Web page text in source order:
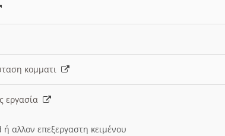
κομματι
εργασία
αλλον επεξεργαστη κειμένου